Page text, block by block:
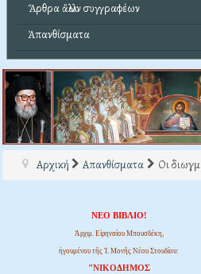
Ἄρθρα ἄλλων συγγραφέων
Ἀπανθίσματα
Αρχική Απανθίσματα Οι
ΝΕΟ ΒΙΒΛΙΟ!
Ἀρχιμ. Εἰρηναίου Μπουσδέκη,
ἡγουμένου τῆς Ἱ. Μονῆς Νέου Στουδίου:
"ΝΙΚΟΔΗΜΟΣ